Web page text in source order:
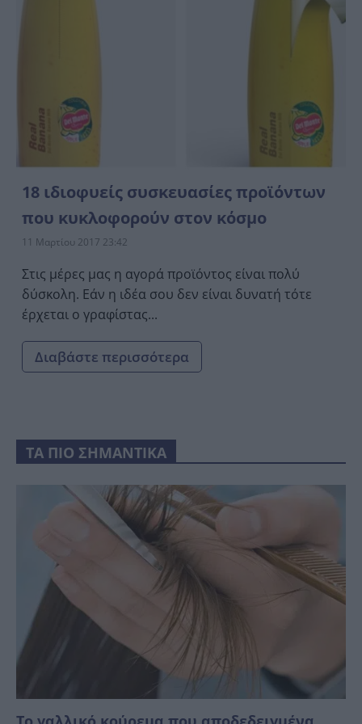
18 ιδιοφυείς συσκευασίες προϊόντων
που κυκλοφορούν στον κόσμο
11 Μαρτίου 2017 23:42
Στις μέρες μας η αγορά προϊόντος είναι πολύ
δύσκολη. Εάν η ιδέα σου δεν είναι δυνατή τότε
έρχεται ο γραφίστας...
Διαβάστε περισσότερα
ΤΑ ΠΙΟ ΣΗΜΑΝΤΙΚΑ